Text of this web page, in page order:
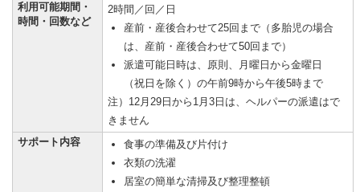
利用可能期間・
時間・回数など
2時間／回／日
産前・産後合わせて25回まで（多胎児の場合
は、産前・産後合わせて50回まで）
派遣可能日時は、原則、月曜日から金曜日
（祝日を除く）の午前9時から午後5時まで
注）12月29日から1月3日は、ヘルパーの派遣はで
きません
サポート内容
食事の準備及び片付け
衣類の洗濯
居室の簡単な清掃及び整理整頓